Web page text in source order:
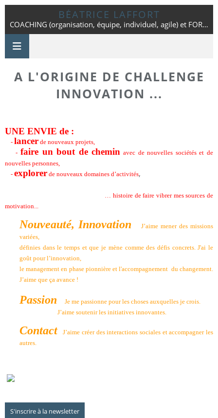
BÉATRICE LAFFORT
COACHING (organisation, équipe, individuel, agile) et FORMATION - Toulouse - 06 42 25 86 01
A L'ORIGINE DE CHALLENGE
INNOVATION ...
UNE ENVIE de :
- lancer de nouveaux projets,
- faire un bout de chemin avec de nouvelles sociétés et de
nouvelles personnes,
- explorer de nouveaux domaines d’activités,
… histoire de faire vibrer mes sources de
motivation...
Nouveauté, Innovation
J’aime mener des missions
variées,
définies dans le temps et que je mène comme des défis concrets. J'ai le
goût pour l’innovation,
le management en phase pionnière et l'accompagnement du changement.
J’aime que ça avance !
Passion
Je me passionne pour les choses auxquelles je crois.
J’aime soutenir les initiatives innovantes.
Contact
J’aime créer des interactions sociales et accompagner les
autres.
S'inscrire à la newsletter